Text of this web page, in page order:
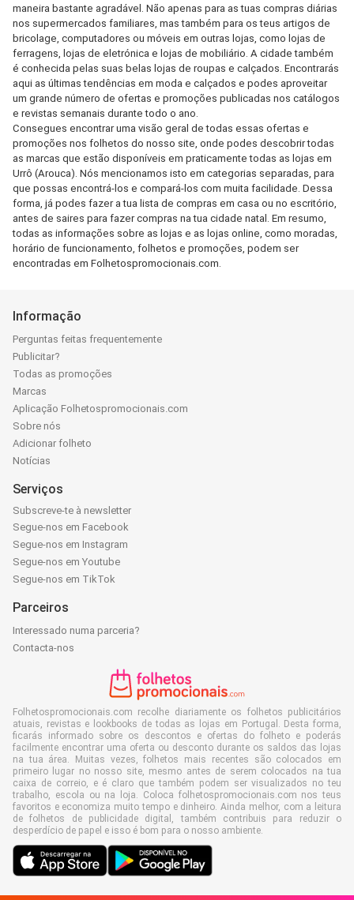
maneira bastante agradável. Não apenas para as tuas compras diárias
nos supermercados familiares, mas também para os teus artigos de
bricolage, computadores ou móveis em outras lojas, como lojas de
ferragens, lojas de eletrónica e lojas de mobiliário. A cidade também
é conhecida pelas suas belas lojas de roupas e calçados. Encontrarás
aqui as últimas tendências em moda e calçados e podes aproveitar
um grande número de ofertas e promoções publicadas nos catálogos
e revistas semanais durante todo o ano.
Consegues encontrar uma visão geral de todas essas ofertas e
promoções nos folhetos do nosso site, onde podes descobrir todas
as marcas que estão disponíveis em praticamente todas as lojas em
Urrô (Arouca). Nós mencionamos isto em categorias separadas, para
que possas encontrá-los e compará-los com muita facilidade. Dessa
forma, já podes fazer a tua lista de compras em casa ou no escritório,
antes de saires para fazer compras na tua cidade natal. Em resumo,
todas as informações sobre as lojas e as lojas online, como moradas,
horário de funcionamento, folhetos e promoções, podem ser
encontradas em Folhetospromocionais.com.
Informação
Perguntas feitas frequentemente
Publicitar?
Todas as promoções
Marcas
Aplicação Folhetospromocionais.com
Sobre nós
Adicionar folheto
Notícias
Serviços
Subscreve-te à newsletter
Segue-nos em Facebook
Segue-nos em Instagram
Segue-nos em Youtube
Segue-nos em TikTok
Parceiros
Interessado numa parceria?
Contacta-nos
Folhetospromocionais.com recolhe diariamente os folhetos publicitários
atuais, revistas e lookbooks de todas as lojas em Portugal. Desta forma,
ficarás informado sobre os descontos e ofertas do folheto e poderás
facilmente encontrar uma oferta ou desconto durante os saldos das lojas
na tua área. Muitas vezes, folhetos mais recentes são colocados em
primeiro lugar no nosso site, mesmo antes de serem colocados na tua
caixa de correio, e é claro que também podem ser visualizados no teu
trabalho, escola ou na loja. Coloca folhetospromocionais.com nos teus
favoritos e economiza muito tempo e dinheiro. Ainda melhor, com a leitura
de folhetos de publicidade digital, também contribuis para reduzir o
desperdício de papel e isso é bom para o nosso ambiente.